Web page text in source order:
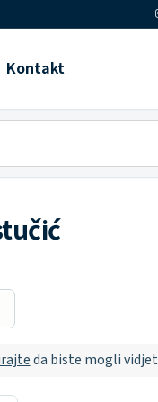
Kontakt
da biste mogli